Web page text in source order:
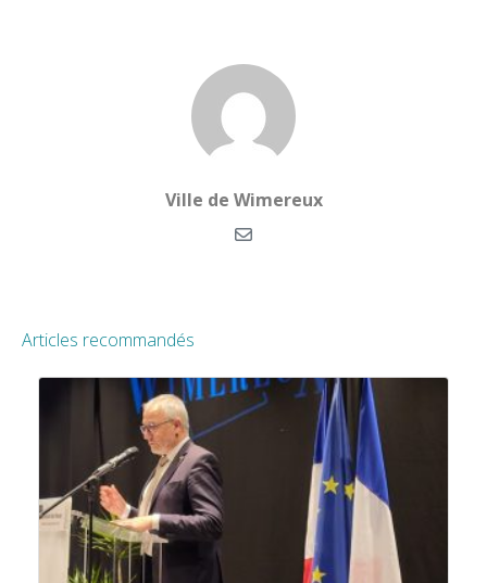
Ville de Wimereux
Articles recommandés